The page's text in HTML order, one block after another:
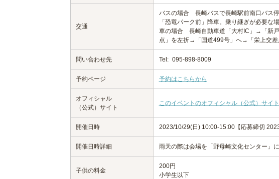
交通
バスの場合 長崎バスで長崎駅前南口バス
「恐竜パーク前」降車。乗り継ぎが必要な場
車の場合 長崎自動車道「大村IC」→「新
点」を左折→「国道499号」へ→「栄上交差
問い合わせ先 Tel: 095-898-8009
予約ページ 予約はこちらから
オフィシャル
（公式）サイト
このイベントのオフィシャル（公式）サイ
開催日時 2023/10/29(日) 10:00-15:00【応募締切
開催日時詳細 雨天の際は会場を「野母崎文化センター」に
子供の料金
200円
小学生以下